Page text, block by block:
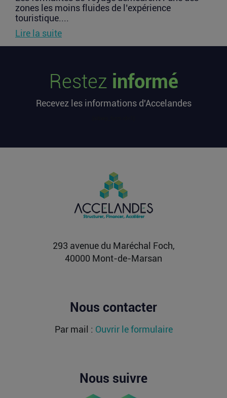
zones les moins fluides de l’expérience
touristique....
Lire la suite
de l’argent dans une sortie à 2,25
Après avoir levé près de 1,4 milliard de dollars et
PIIEC IA : votre entreprise a-t-elle le
profil et comment candidater ?
La France sélectionne jusqu’au 9 septembre
2026 les futurs participants français du Projet
Lire la suite
Restez informé
Recevez les informations d'Accelandes
293 avenue du Maréchal Foch,
40000 Mont-de-Marsan
Nous contacter
Par mail : Ouvrir le formulaire
Nous suivre